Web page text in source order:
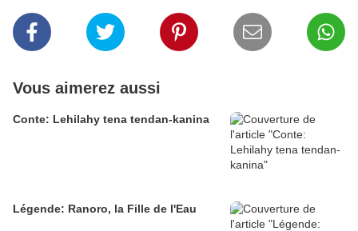
Vous aimerez aussi
Conte: Lehilahy tena tendan-kanina
Légende: Ranoro, la Fille de l'Eau